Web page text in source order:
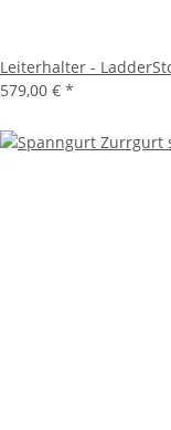
Leiterhalter -
579,00 € *